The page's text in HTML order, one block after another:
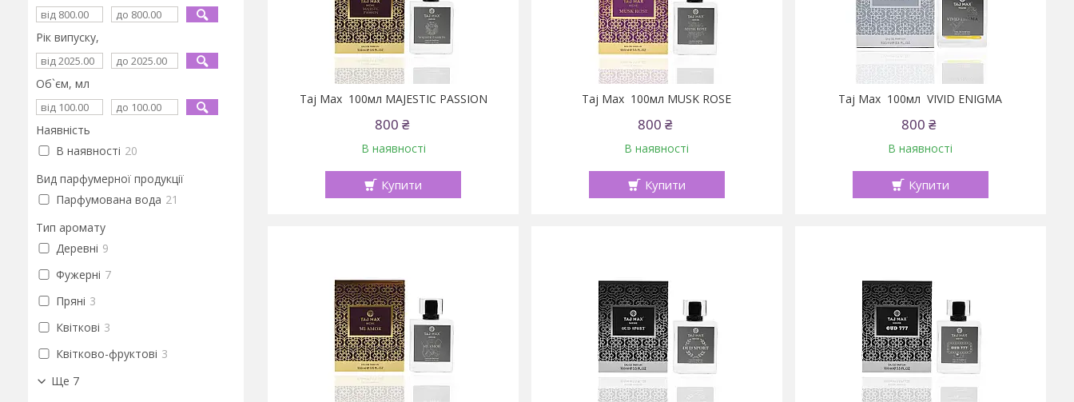
Taj Max 100мл MAJESTIC PASSION
800 ₴
В наявності
Купити
Taj Max 100мл MUSK ROSE
800 ₴
В наявності
Купити
Taj Max 100мл VIVID ENIGMA
800 ₴
В наявності
Купити
Рік випуску,
Об`єм, мл
Наявність
В наявності 20
Вид парфумерної продукції
Парфумована вода 21
Тип аромату
Деревні 9
Фужерні 7
Пряні 3
Квіткові 3
Квітково-фруктові 3
Ще 7